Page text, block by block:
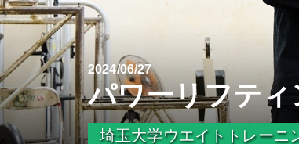
2024/06/27
パワーリフテ
埼玉大学ウエイトトレーニ